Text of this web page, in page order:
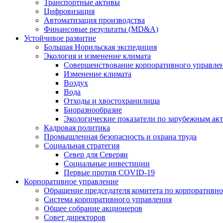
Транспортные активы
Цифровизация
Автоматизация производства
Финансовые результаты (MD&A)
Устойчивое развитие
Большая Норильская экспедиция
Экология и изменение климата
Совершенствование корпоративного
Изменение климата
Воздух
Вода
Отходы и хвостохранилища
Биоразнообразие
Экологические показатели по зарубежным
Кадровая политика
Промышленная безопасность и охрана труда
Социальная стратегия
Север для Северян
Социальные инвестиции
Первые против COVID‑19
Корпоративное управление
Обращение председателя комитета по
Система корпоративного управления
Общее собрание акционеров
Совет директоров